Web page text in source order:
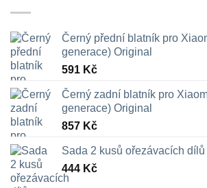
Černý přední blatník pro
generace) Original
591 Kč
Černý zadní blatník pro
generace) Original
857 Kč
Sada 2 kusů ořezávacích
444 Kč